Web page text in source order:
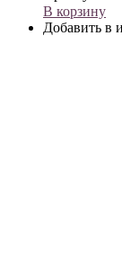
В корзину
Добавить в